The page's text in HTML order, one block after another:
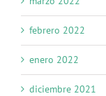
febrero 2022
enero 2022
diciembre 2021